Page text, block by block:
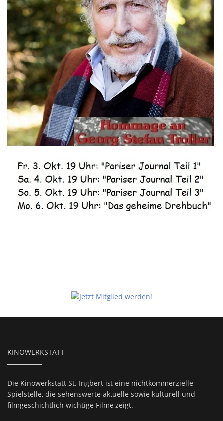
KINOWERKSTATT
Die Kinowerkstatt St. Ingbert ist eine nichtkommerzielle
Spielstelle, die sehenswerte aktuelle sowie kulturell und
filmgeschichtlich wichtige Filme zeigt.